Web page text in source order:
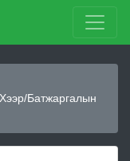
Батжаргалын